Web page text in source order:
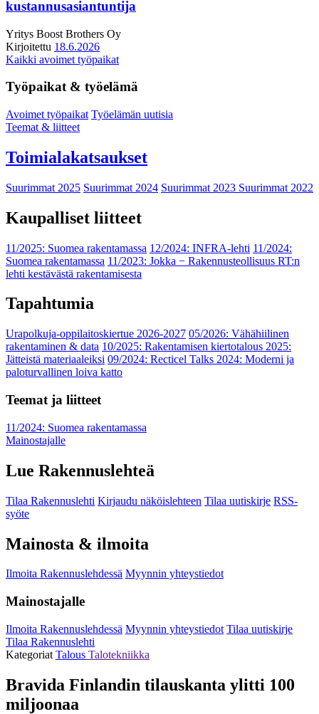
kustannusasiantuntija
Yritys Boost Brothers Oy
Kirjoitettu 18.6.2026
Kaikki avoimet työpaikat
Työpaikat & työelämä
Avoimet työpaikat Työelämän uutisia
Teemat & liitteet
Toimialakatsaukset
Suurimmat 2025 Suurimmat 2024 Suurimmat 2023 Suurimmat 2022
Kaupalliset liitteet
11/2025: Suomea rakentamassa 12/2024: INFRA-lehti 11/2024:
Suomea rakentamassa 11/2023: Jokka − Rakennusteollisuus RT:n
lehti kestävästä rakentamisesta
Tapahtumia
Urapolkuja-oppilaitoskiertue 2026-2027 05/2026: Vähähiilinen
rakentaminen & data 10/2025: Rakentamisen kiertotalous 2025:
Jätteistä materiaaleiksi 09/2024: Recticel Talks 2024: Moderni ja
paloturvallinen loiva katto
Teemat ja liitteet
11/2024: Suomea rakentamassa
Mainostajalle
Lue Rakennuslehteä
Tilaa Rakennuslehti Kirjaudu näköislehteen Tilaa uutiskirje RSS-
syöte
Mainosta & ilmoita
Ilmoita Rakennuslehdessä Myynnin yhteystiedot
Mainostajalle
Ilmoita Rakennuslehdessä Myynnin yhteystiedot Tilaa uutiskirje
Tilaa Rakennuslehti
Kategoriat Talous Talotekniikka
Bravida Finlandin tilauskanta ylitti 100
miljoonaa